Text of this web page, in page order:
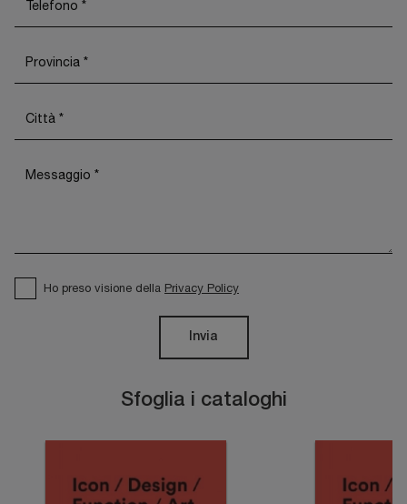
Sfoglia i cataloghi
Ho preso visione della Privacy Policy
Invia